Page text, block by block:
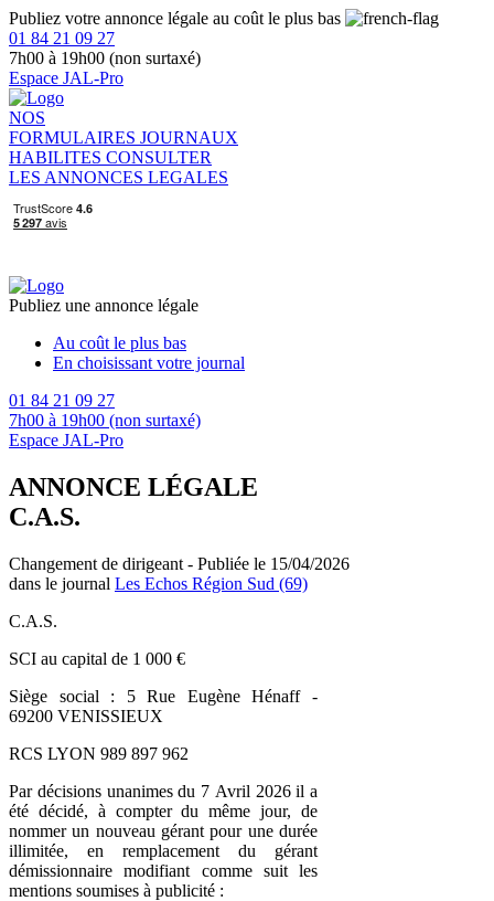
Publiez votre annonce légale au coût le plus bas
01 84 21 09 27
7h00 à 19h00 (non surtaxé)
Espace JAL-Pro
NOS
FORMULAIRES JOURNAUX
HABILITES CONSULTER
LES ANNONCES LEGALES
Publiez une annonce légale
Au coût le plus bas
En choisissant votre journal
01 84 21 09 27
7h00 à 19h00 (non surtaxé)
Espace JAL-Pro
ANNONCE LÉGALE
C.A.S.
Changement de dirigeant - Publiée le 15/04/2026
dans le journal Les Echos Région Sud (69)
C.A.S.
SCI au capital de 1 000 €
Siège social : 5 Rue Eugène Hénaff -
69200 VENISSIEUX
RCS LYON 989 897 962
Par décisions unanimes du 7 Avril 2026 il a
été décidé, à compter du même jour, de
nommer un nouveau gérant pour une durée
illimitée, en remplacement du gérant
démissionnaire modifiant comme suit les
mentions soumises à publicité :